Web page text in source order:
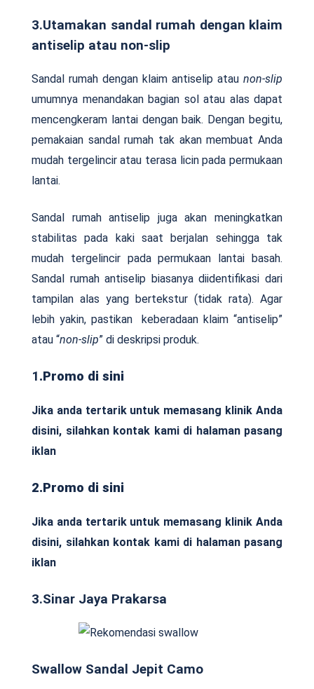
3.Utamakan sandal rumah dengan klaim
antiselip atau non-slip
Sandal rumah dengan klaim antiselip atau non-slip
umumnya menandakan bagian sol atau alas dapat
mencengkeram lantai dengan baik. Dengan begitu,
pemakaian sandal rumah tak akan membuat Anda
mudah tergelincir atau terasa licin pada permukaan
lantai.
Sandal rumah antiselip juga akan meningkatkan
stabilitas pada kaki saat berjalan sehingga tak
mudah tergelincir pada permukaan lantai basah.
Sandal rumah antiselip biasanya diidentifikasi dari
tampilan alas yang bertekstur (tidak rata). Agar
lebih yakin, pastikan keberadaan klaim “antiselip”
atau “non-slip” di deskripsi produk.
1.Promo di sini
Jika anda tertarik untuk memasang klinik Anda
disini, silahkan kontak kami di halaman pasang
iklan
2.Promo di sini
Jika anda tertarik untuk memasang klinik Anda
disini, silahkan kontak kami di halaman pasang
iklan
3.Sinar Jaya Prakarsa
Swallow Sandal Jepit Camo